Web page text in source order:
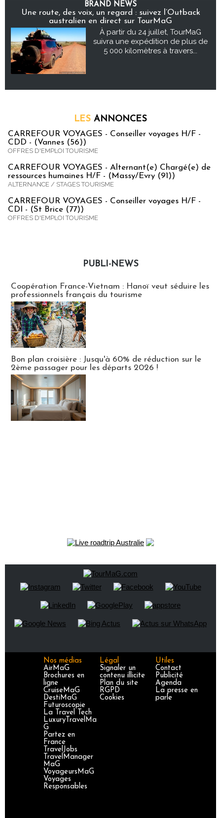
BRAND NEWS
Une route, des voix, un regard : suivez l’Outback
australien en direct sur TourMaG
À partir du 24 juillet, TourMaG
suivra une expédition de plus de
5 000 kilomètres à travers...
LES ANNONCES
CARREFOUR VOYAGES - Conseiller voyages H/F -
CDD - (Vannes (56))
OFFRES D'EMPLOI TOURISME
CARREFOUR VOYAGES - Alternant(e) Chargé(e) de
ressources humaines H/F - (Massy/Evry (91))
ALTERNANCE / STAGES TOURISME
CARREFOUR VOYAGES - Conseiller voyages H/F -
CDI - (St Brice (77))
OFFRES D'EMPLOI TOURISME
PUBLI-NEWS
Coopération France-Vietnam : Hanoï veut séduire les
professionnels français du tourisme
Bon plan croisière : Jusqu'à 60% de réduction sur le
2ème passager pour les départs 2026 !
Nos médias
AirMaG
Brochures en
ligne
CruiseMaG
DestiMaG
Futuroscopie
La Travel Tech
LuxuryTravelMa
G
Partez en
France
TravelJobs
TravelManager
MaG
VoyageursMaG
Voyages
Responsables
Légal
Signaler un
contenu illicite
Plan du site
RGPD
Cookies
Utiles
Contact
Publicité
Agenda
La presse en
parle